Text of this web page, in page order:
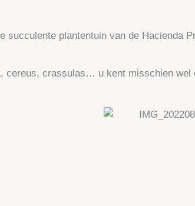
succulente plantentuin van de Hacienda
cereus, crassulas… u kent misschien